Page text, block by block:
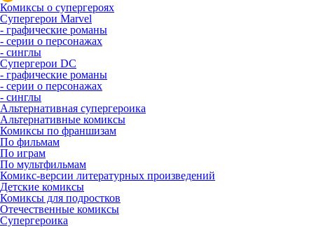
Комиксы о супергероях
Супергерои Marvel
- графические романы
- серии о персонажах
- синглы
Супергерои DC
- графические романы
- серии о персонажах
- синглы
Альтернативная супергероика
Альтернативные комиксы
Комиксы по франшизам
По фильмам
По играм
По мультфильмам
Комикс-версии литературных произведений
Детские комиксы
Комиксы для подростков
Отечественные комиксы
Супергероика